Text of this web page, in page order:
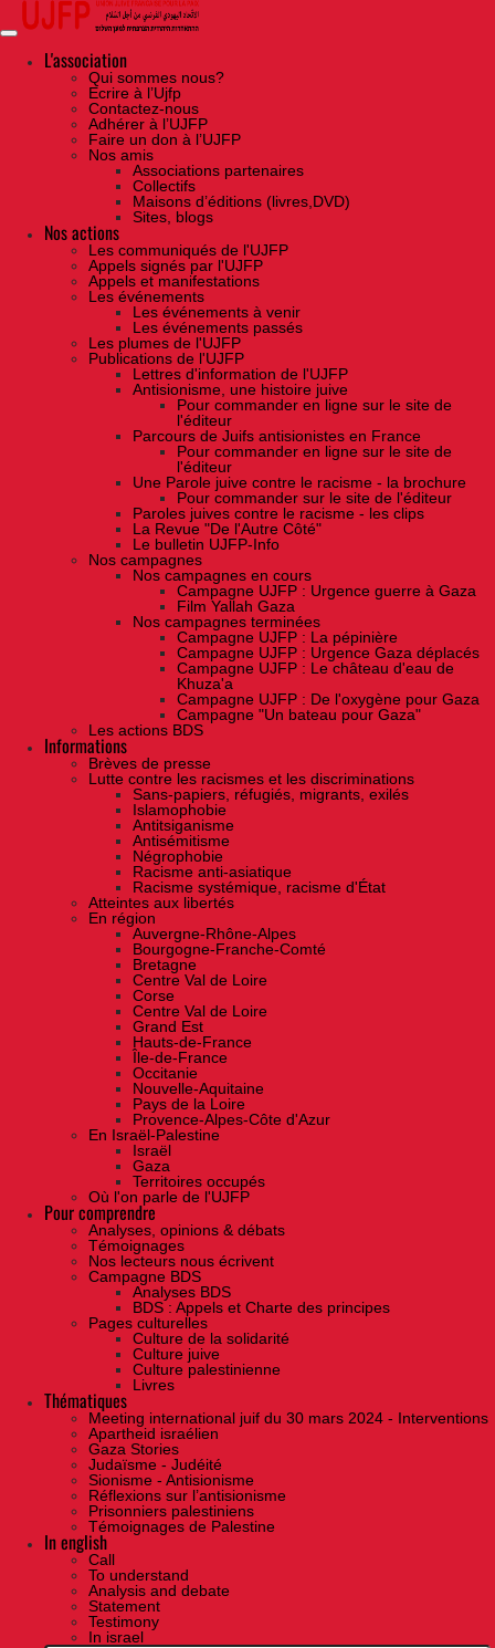
Skip
the
contentL'association
Qui sommes nous?
Ecrire à l’Ujfp
Contactez-nous
Adhérer à l’UJFP
Faire un don à l’UJFP
Nos amis
Associations partenaires
Collectifs
Maisons d’éditions (livres,DVD)
Sites, blogs
Nos actions
Les communiqués de l'UJFP
Appels signés par l'UJFP
Appels et manifestations
Les événements
Les événements à venir
Les événements passés
Les plumes de l'UJFP
Publications de l'UJFP
Lettres d'information de l'UJFP
Antisionisme, une histoire juive
Pour commander en ligne sur le site de
l'éditeur
Parcours de Juifs antisionistes en France
Pour commander en ligne sur le site de
l'éditeur
Une Parole juive contre le racisme - la brochure
Pour commander sur le site de l'éditeur
Paroles juives contre le racisme - les clips
La Revue "De l'Autre Côté"
Le bulletin UJFP-Info
Nos campagnes
Nos campagnes en cours
Campagne UJFP : Urgence guerre à Gaza
Film Yallah Gaza
Nos campagnes terminées
Campagne UJFP : La pépinière
Campagne UJFP : Urgence Gaza déplacés
Campagne UJFP : Le château d'eau de
Khuza'a
Campagne UJFP : De l'oxygène pour Gaza
Campagne "Un bateau pour Gaza"
Les actions BDS
Informations
Brèves de presse
Lutte contre les racismes et les discriminations
Sans-papiers, réfugiés, migrants, exilés
Islamophobie
Antitsiganisme
Antisémitisme
Négrophobie
Racisme anti-asiatique
Racisme systémique, racisme d'État
Atteintes aux libertés
En région
Auvergne-Rhône-Alpes
Bourgogne-Franche-Comté
Bretagne
Centre Val de Loire
Corse
Centre Val de Loire
Grand Est
Hauts-de-France
Île-de-France
Occitanie
Nouvelle-Aquitaine
Pays de la Loire
Provence-Alpes-Côte d'Azur
En Israël-Palestine
Israël
Gaza
Territoires occupés
Où l'on parle de l'UJFP
Pour comprendre
Analyses, opinions & débats
Témoignages
Nos lecteurs nous écrivent
Campagne BDS
Analyses BDS
BDS : Appels et Charte des principes
Pages culturelles
Culture de la solidarité
Culture juive
Culture palestinienne
Livres
Thématiques
Meeting international juif du 30 mars 2024 - Interventions
Apartheid israélien
Gaza Stories
Judaïsme - Judéité
Sionisme - Antisionisme
Réflexions sur l’antisionisme
Prisonniers palestiniens
Témoignages de Palestine
In english
Call
To understand
Analysis and debate
Statement
Testimony
In israel